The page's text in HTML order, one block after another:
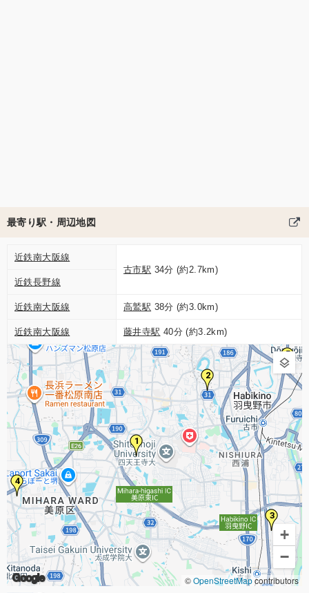
最寄り駅・周辺地図
近鉄南大阪線
古市駅 34分 (約2.7km)
近鉄長野線
近鉄南大阪線 高鷲駅 38分 (約3.0km)
近鉄南大阪線 藤井寺駅 40分 (約3.2km)
1
2
3
4
5
Google
+
−
©OpenStreetMapcontributors